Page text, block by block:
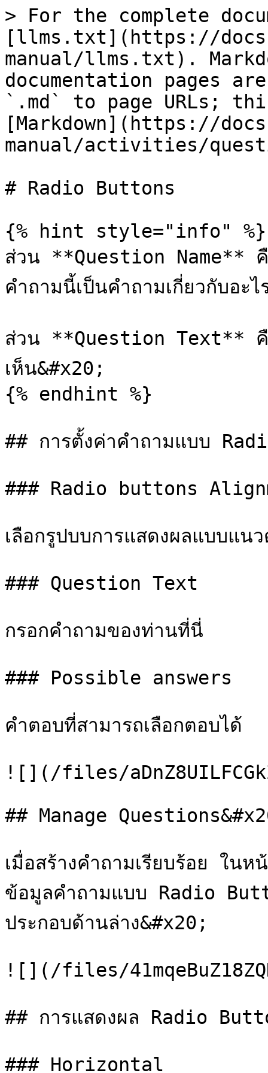
> For the complete
[llms.txt](https://
manual/llms.txt).
documentation pages
`.md` to page URLs;
[Markdown](https://
manual/activities/
# Radio Buttons
{% hint style="info" %}
ส่วน **Question Name** คื
คำถามนี้เป็นคำถามเกี่ยวกับอะ
ส่วน **Question Text** คื
เห็น&#x20;
{% endhint %}
## การตั้งค่าคำถามแบบ
### Radio buttons
เลือกรูปบบการแสดงผลแบบแน
### Question Text
กรอกคำถามของท่านที่นี่
### Possible answers
คำตอบที่สามารถเลือกตอบได้
![](/files/
## Manage
เมื่อสร้างคำถามเรียบร้อย ใน
ข้อมูลคำถามแบบ Radio
ประกอบด้านล่าง&#x20;
![](/files/
## การแสดงผล Radio
### Horizontal